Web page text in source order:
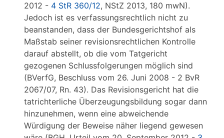
2012 - 4 StR 360/12, NStZ 2013, 180 mwN).
Jedoch ist es verfassungsrechtlich nicht zu
beanstanden, dass der Bundesgerichtshof als
Maßstab seiner revisionsrechtlichen Kontrolle
darauf abstellt, ob die vom Tatgericht
gezogenen Schlussfolgerungen möglich sind
(BVerfG, Beschluss vom 26. Juni 2008 - 2 BvR
2067/07, Rn. 43). Das Revisionsgericht hat die
tatrichterliche Überzeugungsbildung sogar dann
hinzunehmen, wenn eine abweichende
Würdigung der Beweise näher liegend gewesen